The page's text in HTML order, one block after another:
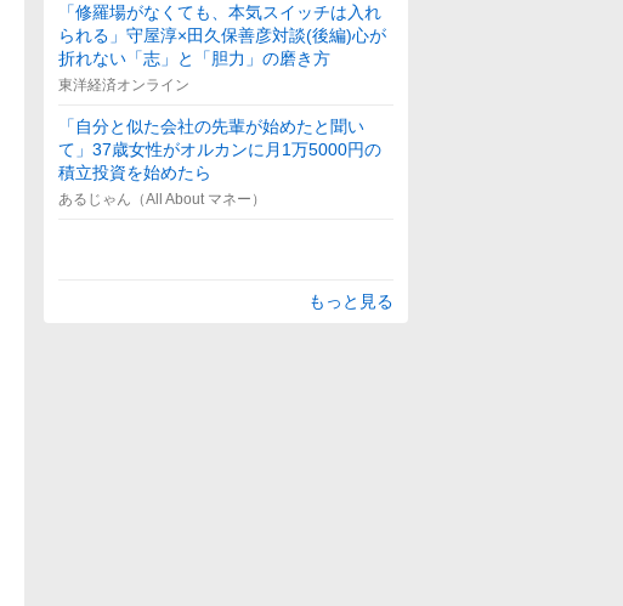
「修羅場がなくても、本気スイッチは入れ
られる」守屋淳×田久保善彦対談(後編)心が
折れない「志」と「胆力」の磨き方
東洋経済オンライン
「自分と似た会社の先輩が始めたと聞い
て」37歳女性がオルカンに月1万5000円の
積立投資を始めたら
あるじゃん（All About マネー）
もっと見る